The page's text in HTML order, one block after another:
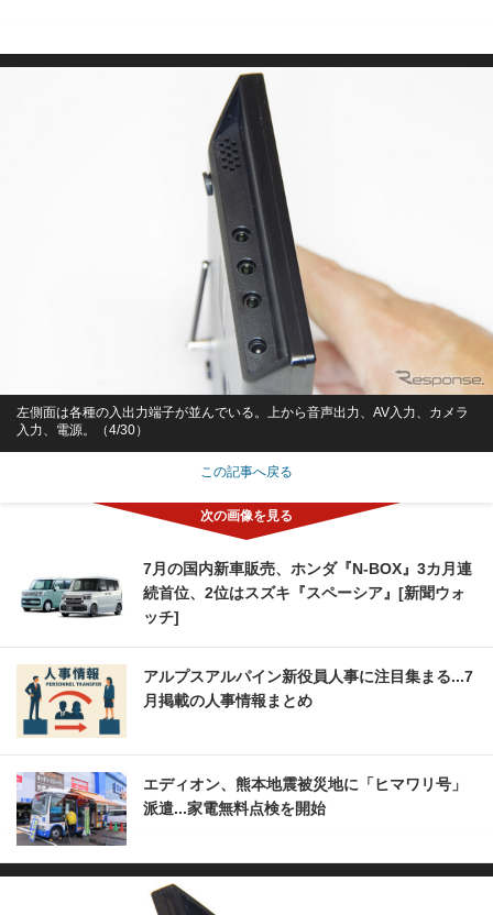
左側面は各種の入出力端子が並んでいる。上から音声出力、AV入力、カメラ
入力、電源。（4/30）
この記事へ戻る
7月の国内新車販売、ホンダ『N-BOX』3カ月連
続首位、2位はスズキ『スペーシア』[新聞ウォ
ッチ]
アルプスアルパイン新役員人事に注目集まる...7
月掲載の人事情報まとめ
エディオン、熊本地震被災地に「ヒマワリ号」
派遣...家電無料点検を開始